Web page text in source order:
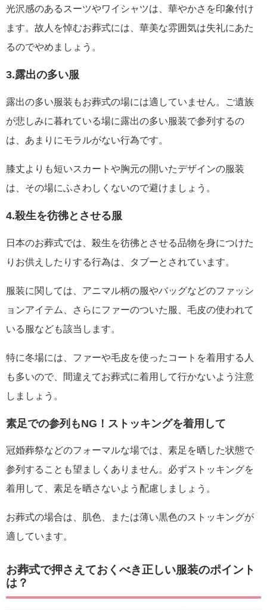
光沢感のあるスーツやワイシャツは、華やかさを印象付け
ます。故人を悼むお葬式には、華美な雰囲気は失礼にあた
るのでやめましょう。
3.露出の多い服
露出の多い服装もお葬式の場には適していません。ご遺族
が悲しみに暮れている場に露出の多い服装で参列するの
は、あまりにモラルがない行為です。
膝丈よりも短いスカートや胸元の開いたデザインの服装
は、その場にふさわしくないので避けましょう。
4.殺生を彷彿とさせる服
日本のお葬式では、殺生を彷彿とさせる品物を身につけた
りお供えしたりする行為は、タブーとされています。
服装に関しては、アニマル柄の服やバッグなどのファッシ
ョンアイテム、さらにファーのついた服、毛皮の使われて
いる服なども該当します。
特に冬場には、ファーや毛皮を使ったコートを着用する人
も多いので、間違えてお葬式に着用して行かないよう注意
しましょう。
素足での参列もNG！ストッキングを着用して
冠婚葬祭などのフォーマルな場では、素足を晒した状態で
参列することも望ましくありません。必ずストッキングを
着用して、素足を晒さないよう配慮しましょう。
お葬式の場合は、肌色、または薄い黒色のストッキングが
適しています。
お葬式で押さえておくべき正しい服装のポイント
は？